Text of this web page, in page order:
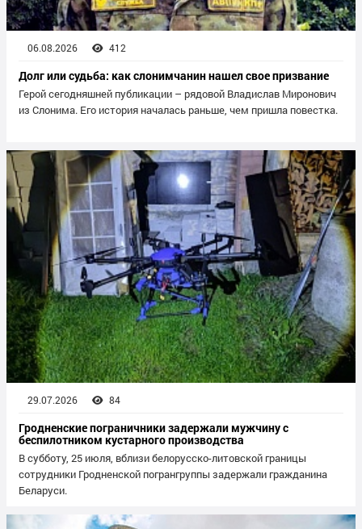
06.08.2026 412
Долг или судьба: как слонимчанин нашел свое призвание
Герой сегодняшней публикации – рядовой Владислав Миронович
из Слонима. Его история началась раньше, чем пришла повестка.
29.07.2026 84
Гродненские пограничники задержали мужчину с
беспилотником кустарного производства
В субботу, 25 июля, вблизи белорусско-литовской границы
сотрудники Гродненской погрангруппы задержали гражданина
Беларуси.